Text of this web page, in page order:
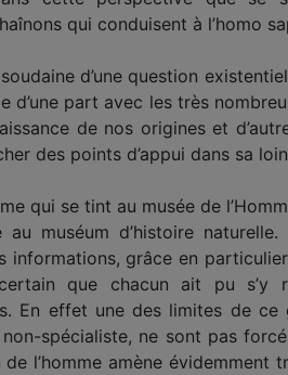
qui conduisent à l’homo
d’une question
part avec les très
de nos origines et
des points d’appui dans sa
qui se tint au musée de
muséum d’histoire
grâce en
que chacun ait pu s’y
En effet une des limites de ce
spécialiste, ne sont pas
l’homme amène